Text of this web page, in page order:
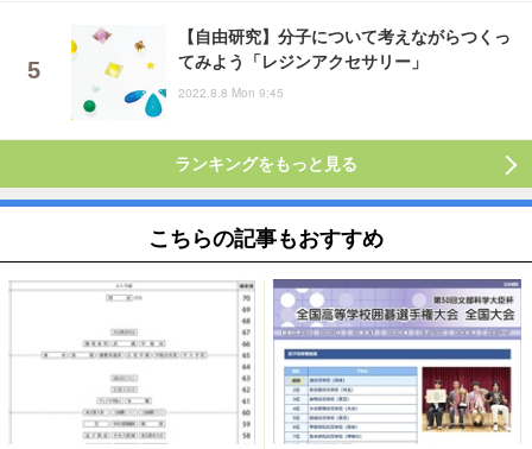
【自由研究】分子について考えながらつくっ
てみよう「レジンアクセサリー」
2022.8.8 Mon 9:45
ランキングをもっと見る
こちらの記事もおすすめ